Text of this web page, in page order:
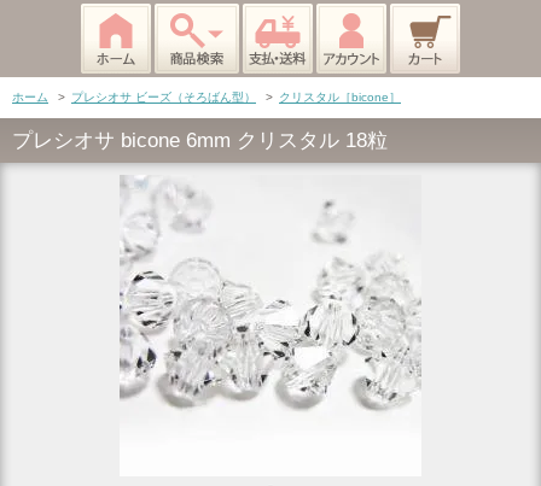
ホーム > プレシオサ ビーズ（そろばん型） > クリスタル［bicone］
プレシオサ bicone 6mm クリスタル 18粒